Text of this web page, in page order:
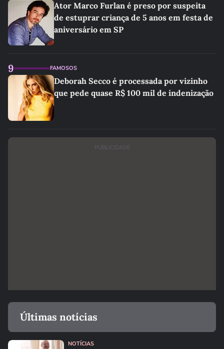
Ator Marco Furlan é preso por suspeita
de estuprar criança de 5 anos em festa de
aniversário em SP
9 FAMOSOS
Deborah Secco é processada por vizinho
que pede quase R$ 100 mil de indenização
PUBLICIDADE
Últimas notícias
NOTÍCIAS